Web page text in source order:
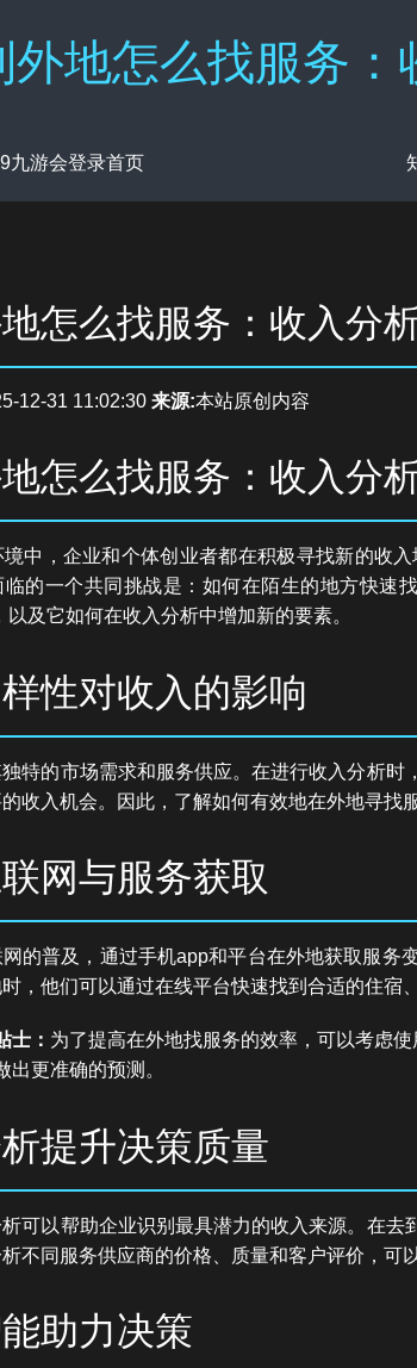
外地怎么找服务
九游会登录首页
怎么找服务：收入分
12-31 11:02:30 来源:本站原创内容
怎么找服务：收入分
中，企业和个体创业者都在积极寻找新的收
的一个共同挑战是：如何在陌生的地方快速
以及它如何在收入分析中增加新的要素。
性对收入的影响
特的市场需求和服务供应。在进行收入分析
收入机会。因此，了解如何有效地在外地寻找
网与服务获取
的普及，通过手机app和平台在外地获取服
，他们可以通过在线平台快速找到合适的住宿
士： 为了提高在外地找服务的效率，可以考虑
出更准确的预测。
提升决策质量
可以帮助企业识别最具潜力的收入来源。在
不同服务供应商的价格、质量和客户评价，可
助力决策